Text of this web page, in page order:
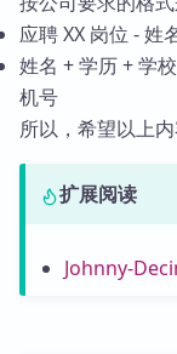
应聘 XX 岗位 - 姓
姓名 + 学历 + 学
机号
所以，希望以上
扩展阅读
Johnny-